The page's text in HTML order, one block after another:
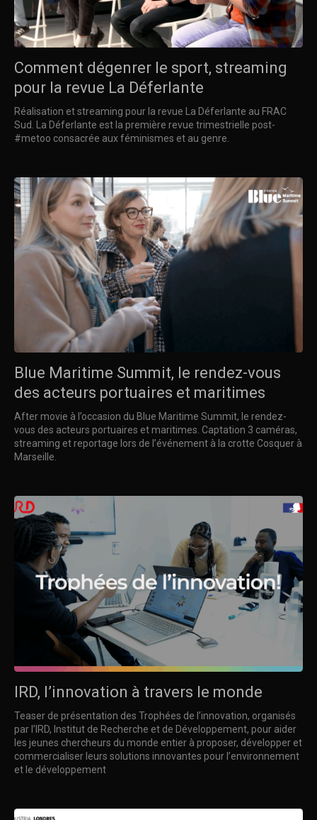
Comment dégenrer le sport, streaming
pour la revue La Déferlante
Réalisation et streaming pour la revue La Déferlante au FRAC
Sud. La Déferlante est la première revue trimestrielle post-
#metoo consacrée aux féminismes et au genre.
Blue Maritime Summit, le rendez-vous
des acteurs portuaires et maritimes
After movie à l’occasion du Blue Maritime Summit, le rendez-
vous des acteurs portuaires et maritimes. Captation 3 caméras,
streaming et reportage lors de l’événement à la crotte Cosquer à
Marseille.
IRD, l’innovation à travers le monde
Teaser de présentation des Trophées de l’innovation, organisés
par l’IRD, Institut de Recherche et de Développement, pour aider
les jeunes chercheurs du monde entier à proposer, développer et
commercialiser leurs solutions innovantes pour l’environnement
et le développement